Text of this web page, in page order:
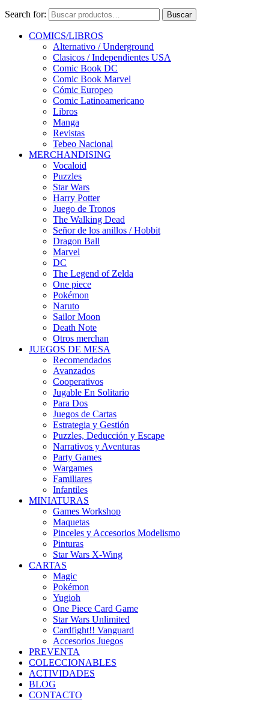
Search for: Buscar
COMICS/LIBROS
Alternativo / Underground
Clasicos / Independientes USA
Comic Book DC
Comic Book Marvel
Cómic Europeo
Comic Latinoamericano
Libros
Manga
Revistas
Tebeo Nacional
MERCHANDISING
Vocaloid
Puzzles
Star Wars
Harry Potter
Juego de Tronos
The Walking Dead
Señor de los anillos / Hobbit
Dragon Ball
Marvel
DC
The Legend of Zelda
One piece
Pokémon
Naruto
Sailor Moon
Death Note
Otros merchan
JUEGOS DE MESA
Recomendados
Avanzados
Cooperativos
Jugable En Solitario
Para Dos
Juegos de Cartas
Estrategia y Gestión
Puzzles, Deducción y Escape
Narrativos y Aventuras
Party Games
Wargames
Familiares
Infantiles
MINIATURAS
Games Workshop
Maquetas
Pinceles y Accesorios Modelismo
Pinturas
Star Wars X-Wing
CARTAS
Magic
Pokémon
Yugioh
One Piece Card Game
Star Wars Unlimited
Cardfight!! Vanguard
Accesorios Juegos
PREVENTA
COLECCIONABLES
ACTIVIDADES
BLOG
CONTACTO